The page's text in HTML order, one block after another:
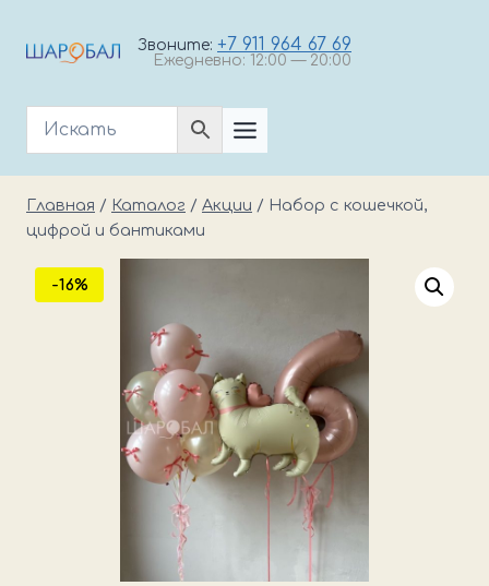
Звоните: +7 911 964 67 69
Ежедневно: 12:00 — 20:00
Главная / Каталог / Акции / Набор с кошечкой,
цифрой и бантиками
-16%